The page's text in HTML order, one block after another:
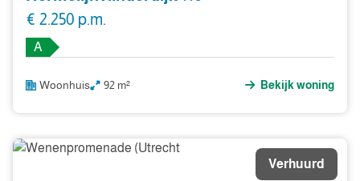
€ 2.250 p.m.
A
Woonhuis 92 m² Bekijk woning
Verhuurd